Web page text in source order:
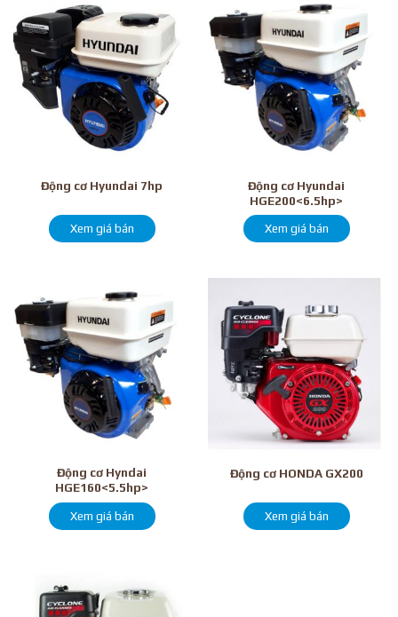
Động cơ Hyundai 7hp
Xem giá bán
Động cơ Hyundai
HGE200<6.5hp>
Xem giá bán
Động cơ Hyndai
HGE160<5.5hp>
Xem giá bán
Động cơ HONDA GX200
Xem giá bán